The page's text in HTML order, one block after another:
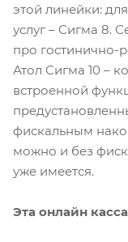
этой линейки:
услуг – Сигма 8.
про гостинично-
Атол Сигма 10 –
встроенной
фискальным
можно и без
уже имеется.
Эта онлайн